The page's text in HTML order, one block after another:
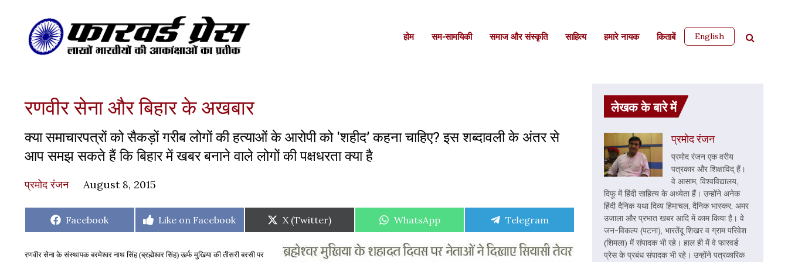
होम सम-सामयिकी समाज और संस्कृति साहित्‍य हमारे नायक किताबें English
रणवीर सेना और बिहार के अखबार
क्या समाचारपत्रों को सैकड़ों गरीब लोगों की हत्याओं के आरोपी को 'शहीद’ कहना चाहिए? इस शब्दावली के अंतर से
आप समझ सकते हैं कि बिहार में खबर बनाने वाले लोगों की पक्षधरता क्या है
प्रमोद रंजन August 8, 2015
Share
Facebook
Share
Like on Facebook
Share
on
X (Twitter)
Share
WhatsApp
Share
Telegram
रणवीर सेना के संस्थापक बरमेश्वर नाथ सिंह(ब्रह्मेश्वर सिंह)ऊर्फ मुखिया की तीसरी बरसी पर
लेखक के बारे में
प्रमोद रंजन
प्रमोद रंजन एक वरीय
पत्रकार और शिक्षाविद् हैं।
वे आसाम, विश्वविद्यालय,
दिफू में हिंदी साहित्य के अध्येता हैं। उन्होंने अनेक
हिंदी दैनिक यथा दिव्य हिमाचल, दैनिक भास्कर, अमर
उजाला और प्रभात खबर आदि में काम किया है। वे
जन-विकल्प (पटना), भारतेंदू शिखर व ग्राम परिवेश
(शिमला) में संपादक भी रहे। हाल ही में वे फारवर्ड
प्रेस के प्रबंध संपादक भी रहे। उन्होंने पत्रकारिक